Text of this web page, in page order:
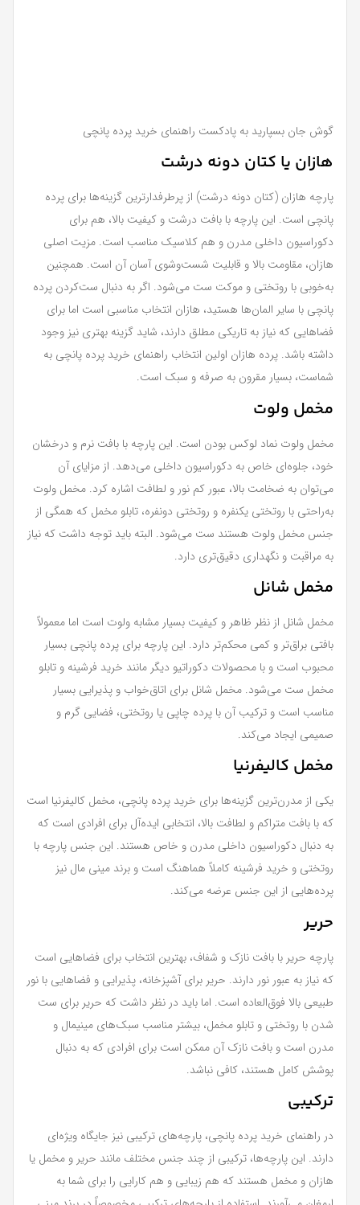
گوش جان بسپارید به پادکست راهنمای خرید پرده پانچی
هازان یا کتان دونه درشت
پارچه هازان (کتان دونه درشت) از پرطرفدارترین گزینه‌ها برای پرده
پانچی است. این پارچه با بافت درشت و کیفیت بالا، هم برای
دکوراسیون داخلی مدرن و هم کلاسیک مناسب است. مزیت اصلی
هازان، مقاومت بالا و قابلیت شست‌وشوی آسان آن است. همچنین
به‌خوبی با روتختی و موکت ست می‌شود. اگر به دنبال ست‌کردن پرده
پانچی با سایر المان‌ها هستید، هازان انتخاب مناسبی است اما برای
فضاهایی که نیاز به تاریکی مطلق دارند، شاید گزینه بهتری نیز وجود
داشته باشد. پرده هازان اولین انتخاب راهنمای خرید پرده پانچی به
شماست، بسیار مقرون به صرفه و سبک است.
مخمل ولوت
مخمل ولوت نماد لوکس بودن است. این پارچه با بافت نرم و درخشان
خود، جلوه‌ای خاص به دکوراسیون داخلی می‌دهد. از مزایای آن
می‌توان به ضخامت بالا، عبور کم نور و لطافت اشاره کرد. مخمل ولوت
به‌راحتی با روتختی یکنفره و روتختی دونفره، تابلو مخمل که همگی از
جنس مخمل ولوت هستند ست می‌شود. البته باید توجه داشت که نیاز
به مراقبت و نگهداری دقیق‌تری دارد.
مخمل شانل
مخمل شانل از نظر ظاهر و کیفیت بسیار مشابه ولوت است اما معمولاً
بافتی براق‌تر و کمی محکم‌تر دارد. این پارچه برای پرده پانچی بسیار
محبوب است و با محصولات دکوراتیو دیگر مانند خرید فرشینه و تابلو
مخمل ست می‌شود. مخمل شانل برای اتاق‌خواب و پذیرایی بسیار
مناسب است و ترکیب آن با پرده چاپی یا روتختی، فضایی گرم و
صمیمی ایجاد می‌کند.
مخمل کالیفرنیا
یکی از مدرن‌ترین گزینه‌ها برای خرید پرده پانچی، مخمل کالیفرنیا است
که با بافت متراکم و لطافت بالا، انتخابی ایده‌آل برای افرادی است که
به دنبال دکوراسیون داخلی مدرن و خاص هستند. این جنس پارچه با
روتختی و خرید فرشینه کاملاً هماهنگ است و برند مینی مال نیز
پرده‌هایی از این جنس عرضه می‌کند.
حریر
پارچه حریر با بافت نازک و شفاف، بهترین انتخاب برای فضاهایی است
که نیاز به عبور نور دارند. حریر برای آشپزخانه، پذیرایی و فضاهایی با نور
طبیعی بالا فوق‌العاده است. اما باید در نظر داشت که حریر برای ست
شدن با روتختی و تابلو مخمل، بیشتر مناسب سبک‌های مینیمال و
مدرن است و بافت نازک آن ممکن است برای افرادی که به دنبال
پوشش کامل هستند، کافی نباشد.
ترکیبی
در راهنمای خرید پرده پانچی، پارچه‌های ترکیبی نیز جایگاه ویژه‌ای
دارند. این پارچه‌ها، ترکیبی از چند جنس مختلف مانند حریر و مخمل یا
هازان و مخمل هستند که هم زیبایی و هم کارایی را برای شما به